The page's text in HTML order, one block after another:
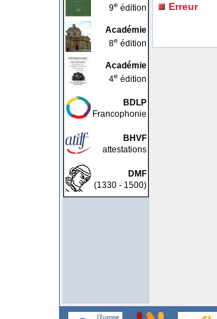
9e édition
Académie
8e édition
Académie
4e édition
BDLP
Francophonie
BHVF
attestations
DMF
(1330 - 1500)
Erreur